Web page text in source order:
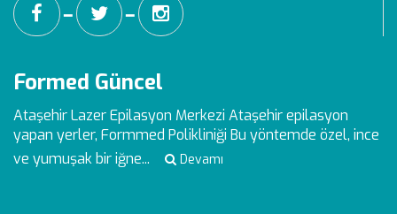
━ ━
Formed Güncel
Ataşehir Lazer Epilasyon Merkezi Ataşehir epilasyon
yapan yerler, Formmed Polikliniği Bu yöntemde özel, ince
ve yumuşak bir iğne...
Devamı